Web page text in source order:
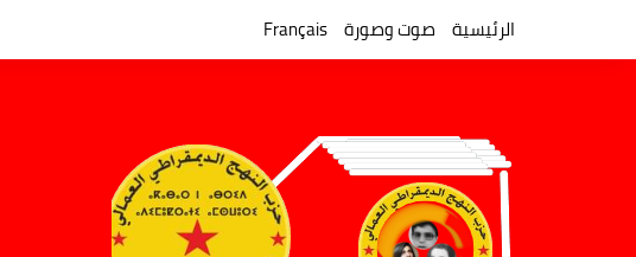
الرئيسية صوت وصورة Français